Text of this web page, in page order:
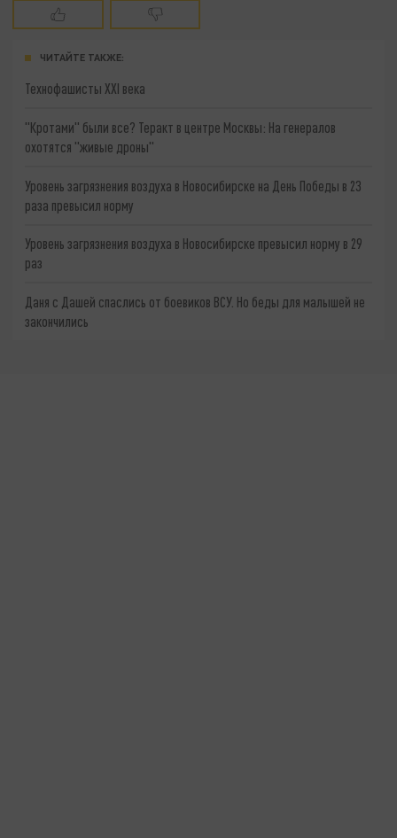
ЧИТАЙТЕ ТАКЖЕ:
Технофашисты XXI века
"Кротами" были все? Теракт в центре Москвы: На генералов
охотятся "живые дроны"
Уровень загрязнения воздуха в Новосибирске на День Победы в 23
раза превысил норму
Уровень загрязнения воздуха в Новосибирске превысил норму в 29
раз
Даня с Дашей спаслись от боевиков ВСУ. Но беды для малышей не
закончились